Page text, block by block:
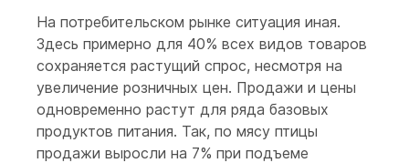
На потребительском рынке ситуация иная.
Здесь примерно для 40% всех видов товаров
сохраняется растущий спрос, несмотря на
увеличение розничных цен. Продажи и цены
одновременно растут для ряда базовых
продуктов питания. Так, по мясу птицы
продажи выросли на 7% при подъеме